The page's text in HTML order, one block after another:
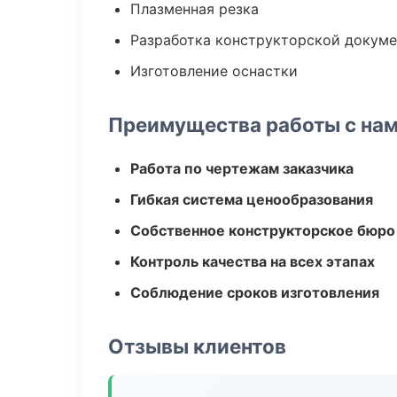
Плазменная резка
Разработка конструкторской
Изготовление оснастки
Преимущества работы с
Работа по чертежам заказчика
Гибкая система ценообразования
Собственное конструкторское бюро
Контроль качества на всех этапах
Соблюдение сроков изготовления
Отзывы клиентов